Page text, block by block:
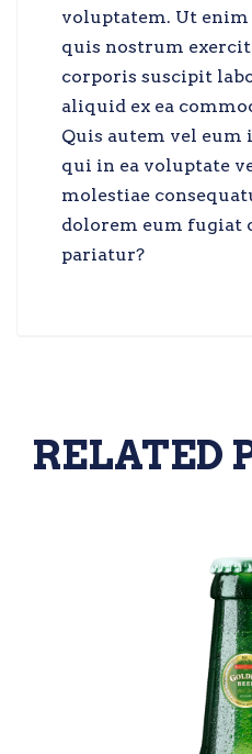
voluptatem. Ut
quis nostrum
corporis suscipit
aliquid ex ea
Quis autem vel
qui in ea voluptate
molestiae
dolorem eum fugiat
pariatur?
RELATED